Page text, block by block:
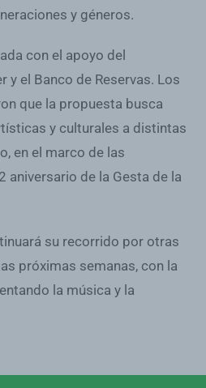
y géneros.
con el apoyo del
y el Banco de Reservas. Los
que la propuesta busca
y culturales a distintas
en el marco de las
aniversario de la Gesta de la
su recorrido por otras
próximas semanas, con la
la música y la